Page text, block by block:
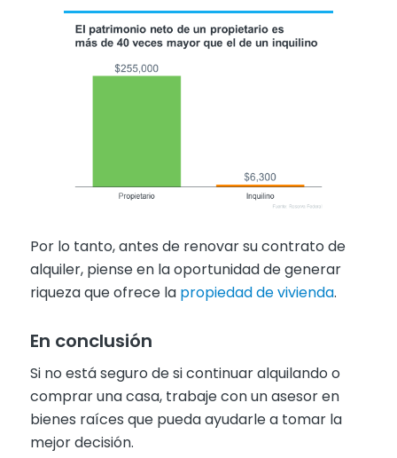
Por lo tanto, antes de renovar su contrato de
alquiler, piense en la oportunidad de generar
riqueza que ofrece la propiedad de vivienda.
En conclusión
Si no está seguro de si continuar alquilando o
comprar una casa, trabaje con un asesor en
bienes raíces que pueda ayudarle a tomar la
mejor decisión.